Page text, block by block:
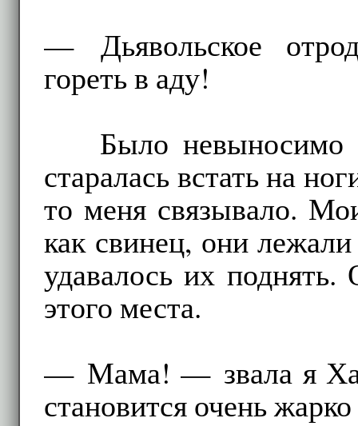
— Дьявольское
гореть в аду!
Было
старалась встать на
то меня связывало.
как свинец, они
удавалось их
этого места.
— Мама! — звала я
становится очень